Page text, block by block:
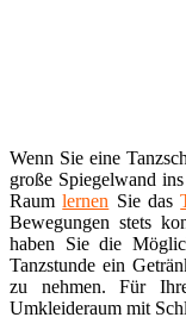
Wenn Sie eine
große Spiegelwand
Raumlernen Sie das
Bewegungen stets
haben Sie die
Tanzstunde ein
zu nehmen. Für
Umkleideraum mit